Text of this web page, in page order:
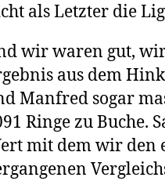
als Letzter die
wir waren gut,
aus dem
Manfred sogar
Ringe zu Buche.
mit dem wir den